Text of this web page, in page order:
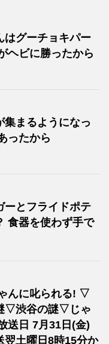
はグーチョキパー
ヘビに勝ったから
集まるようになっ
ったから
ーとフライドポテ
食器を使わず手で
んに叱られる! ▽
▽渋谷の謎▽じゃ
送日 7月31日(金)
翌土曜日8時15分か